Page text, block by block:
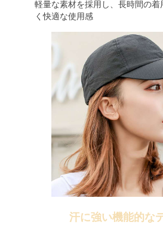
軽量な素材を採用し、長時間の着
く快適な使用感
汗に強い機能的な